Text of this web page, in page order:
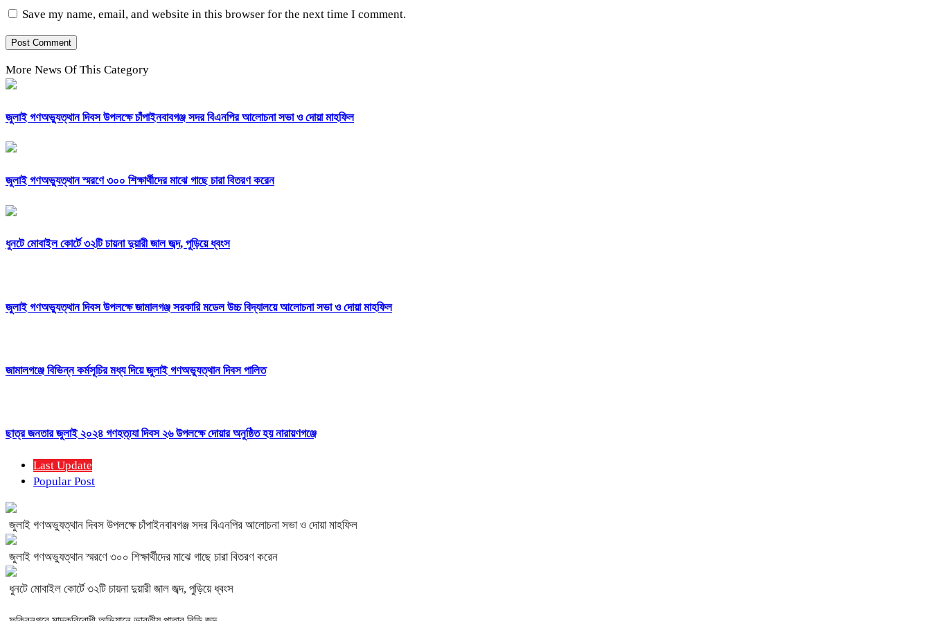
Save my name, email, and website in this browser for the next time I comment.
More News Of This Category
জুলাই গণঅভ্যুত্থান দিবস উপলক্ষে চাঁপাইনবাবগঞ্জ সদর বিএনপির আলোচনা সভা ও দোয়া মাহফিল
জুলাই গণঅভ্যুত্থান স্মরণে ৩০০ শিক্ষার্থীদের মাঝে গাছে চারা বিতরণ করেন
ধুনটে মোবাইল কোর্টে ৩২টি চায়না দুয়ারী জাল জব্দ, পুড়িয়ে ধ্বংস
জুলাই গণঅভ্যুত্থান দিবস উপলক্ষে জামালগঞ্জ সরকারি মডেল উচ্চ বিদ্যালয়ে আলোচনা সভা ও দোয়া মাহফিল
জামালগঞ্জে বিভিন্ন কর্মসূচির মধ্য দিয়ে জুলাই গণঅভ্যুত্থান দিবস পালিত
ছাত্র জনতার জুলাই ২০২৪ গণহত্য্যা দিবস ২৬ উপলক্ষে দোয়ার অনুষ্ঠিত হয় নারায়ণগঞ্জে
Last Update
Popular Post
জুলাই গণঅভ্যুত্থান দিবস উপলক্ষে চাঁপাইনবাবগঞ্জ সদর বিএনপির আলোচনা সভা ও দোয়া মাহফিল
জুলাই গণঅভ্যুত্থান স্মরণে ৩০০ শিক্ষার্থীদের মাঝে গাছে চারা বিতরণ করেন
ধুনটে মোবাইল কোর্টে ৩২টি চায়না দুয়ারী জাল জব্দ, পুড়িয়ে ধ্বংস